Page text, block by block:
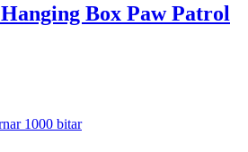
Box Paw Patrol